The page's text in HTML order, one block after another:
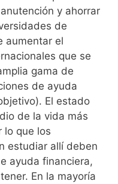
y ahorrar
de
aumentar el
que se
gama de
de ayuda
El estado
de la vida más
lo que los
estudiar allí deben
ayuda financiera,
En la mayoría